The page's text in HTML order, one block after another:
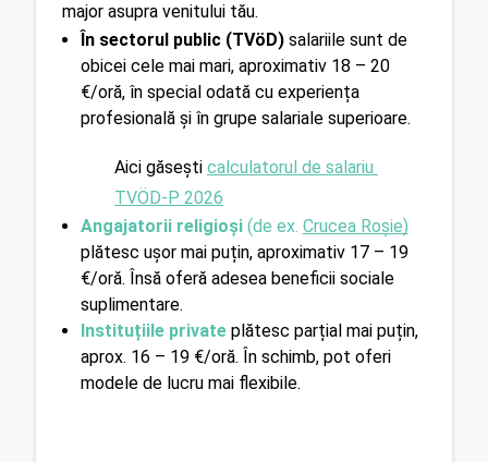
major asupra venitului tău.
În sectorul public (TVöD) salariile sunt de
obicei cele mai mari, aproximativ 18 – 20
€/oră, în special odată cu experiența
profesională și în grupe salariale superioare.
Aici găsești calculatorul de salariu
TVÖD-P 2026
Angajatorii religioși (de ex. Crucea Roșie)
plătesc ușor mai puțin, aproximativ 17 – 19
€/oră. Însă oferă adesea beneficii sociale
suplimentare.
Instituțiile private plătesc parțial mai puțin,
aprox. 16 – 19 €/oră. În schimb, pot oferi
modele de lucru mai flexibile.